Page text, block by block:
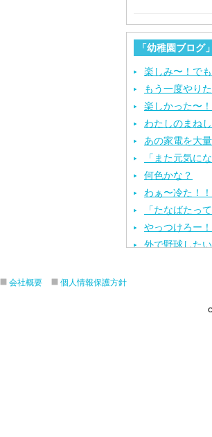
「幼稚園ブログ
楽しみ〜！で
もう一度やり
楽しかった〜！
わたしのまねし
あの家電を大
「また元気に
何色かな？
わぁ〜冷た！！
「たなばたっ
やっつけろー！
外で野球したい
あの先生はだ
会社概要 個人情報保護方針